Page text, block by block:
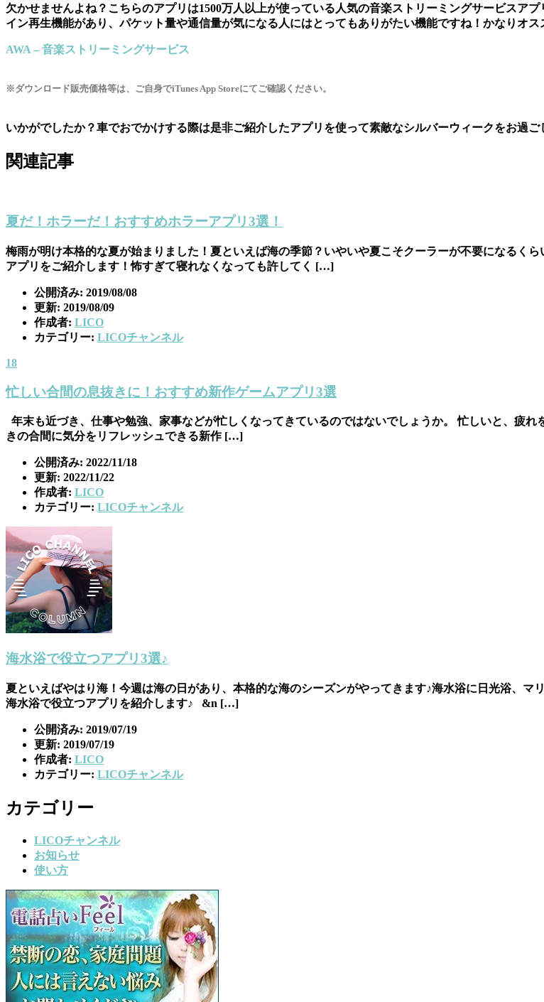
欠かせませんよね？こちらのアプリは1500万人以上が使っている人気の音楽ストリーミングサービスア
イン再生機能があり、パケット量や通信量が気になる人にはとってもありがたい機能ですね！かなりオ
AWA – 音楽ストリーミングサービス
※ダウンロード販売価格等は、ご自身でiTunes App Storeにてご確認ください。
いかがでしたか？車でおでかけする際は是非ご紹介したアプリを使って素敵なシルバーウィークをお過ご
関連記事
夏だ！ホラーだ！おすすめホラーアプリ3選！
梅雨が明け本格的な夏が始まりました！夏といえば海の季節？いやいや夏こそクーラーが不要になるく
アプリをご紹介します！怖すぎて寝れなくなっても許してく […]
公開済み: 2019/08/08
更新: 2019/08/09
作成者: LICO
カテゴリー: LICOチャンネル
18
忙しい合間の息抜きに！おすすめ新作ゲームアプリ3選
年末も近づき、仕事や勉強、家事などが忙しくなってきているのではないでしょうか。 忙しいと、疲
きの合間に気分をリフレッシュできる新作 […]
公開済み: 2022/11/18
更新: 2022/11/22
作成者: LICO
カテゴリー: LICOチャンネル
海水浴で役立つアプリ3選♪
夏といえばやはり海！今週は海の日があり、本格的な海のシーズンがやってきます♪海水浴に日光浴、
海水浴で役立つアプリを紹介します♪ &n […]
公開済み: 2019/07/19
更新: 2019/07/19
作成者: LICO
カテゴリー: LICOチャンネル
カテゴリー
LICOチャンネル
お知らせ
使い方